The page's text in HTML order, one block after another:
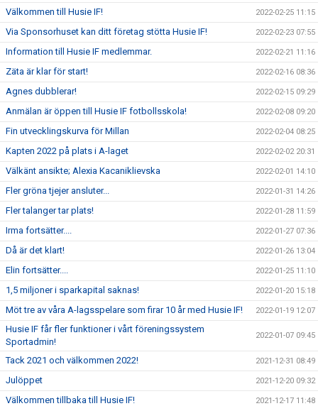
Välkommen till Husie IF! 2022-02-25 11:15
Via Sponsorhuset kan ditt företag stötta Husie IF! 2022-02-23 07:55
Information till Husie IF medlemmar. 2022-02-21 11:16
Zäta är klar för start! 2022-02-16 08:36
Agnes dubblerar! 2022-02-15 09:29
Anmälan är öppen till Husie IF fotbollsskola! 2022-02-08 09:20
Fin utvecklingskurva för Millan 2022-02-04 08:25
Kapten 2022 på plats i A-laget 2022-02-02 20:31
Välkänt ansikte; Alexia Kacaniklievska 2022-02-01 14:10
Fler gröna tjejer ansluter... 2022-01-31 14:26
Fler talanger tar plats! 2022-01-28 11:59
Irma fortsätter.... 2022-01-27 07:36
Då är det klart! 2022-01-26 13:04
Elin fortsätter.... 2022-01-25 11:10
1,5 miljoner i sparkapital saknas! 2022-01-20 15:18
Möt tre av våra A-lagsspelare som firar 10 år med Husie IF! 2022-01-19 12:07
Husie IF får fler funktioner i vårt föreningssystem
Sportadmin!
2022-01-07 09:45
Tack 2021 och välkommen 2022! 2021-12-31 08:49
Julöppet 2021-12-20 09:32
Välkommen tillbaka till Husie IF! 2021-12-17 11:48